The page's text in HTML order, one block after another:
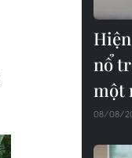
nổ
một
08/08/